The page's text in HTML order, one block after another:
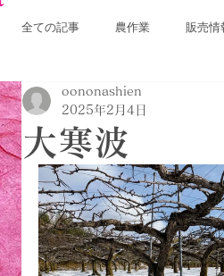
全ての記事 農作業 販売情
大寒波
oononashien
2025年2月4日